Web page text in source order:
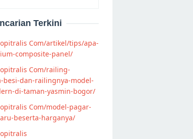
Terkini
Com/artikel/tips/apa-
composite-panel/
Com/railing-
besi-dan-railingnya-model-
di-taman-yasmin-bogor/
Com/model-pagar-
beserta-harganya/